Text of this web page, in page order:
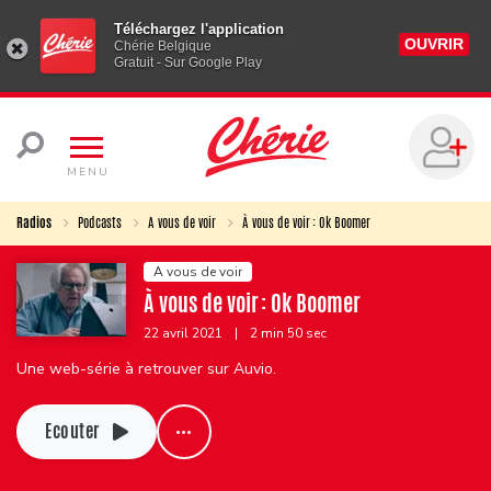
Téléchargez l'application
Chérie Belgique
Gratuit - Sur Google Play
OUVRIR
MENU
Radios Podcasts A vous de voir À vous de voir : Ok Boomer
A vous de voir
À vous de voir : Ok Boomer
22 avril 2021 | 2 min 50 sec
Une web-série à retrouver sur Auvio.
Ecouter